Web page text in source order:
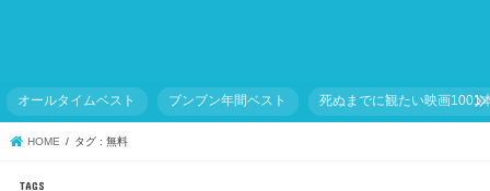
オールタイムベスト ブンブン年間ベスト 死ぬまでに観たい映画1001
HOME タグ : 無料